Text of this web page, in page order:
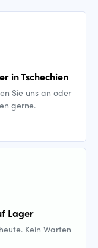
in Tschechien
Sie uns an oder
gerne.
Lager
Kein Warten